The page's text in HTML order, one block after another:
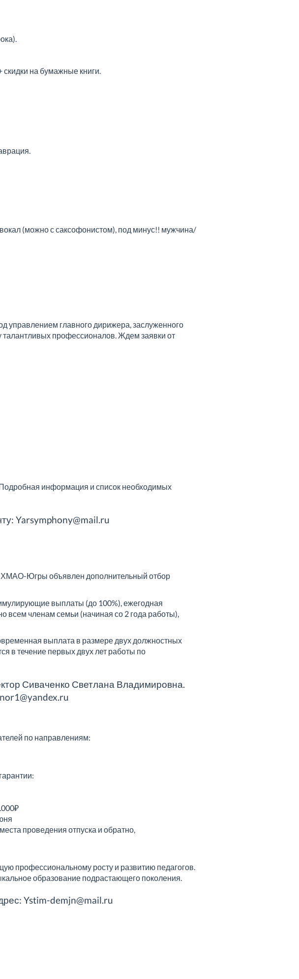
на бумажные книги.
(можно с саксофонистом), под минус!! мужчина/
управлением главного дирижера, заслуженного
талантливых профессионалов. Ждем заявки от
Подробная информация и список необходимых
Yarsymphony@mail.ru
ХМАО-Югры объявлен дополнительный отбор
выплаты (до 100%), ежегодная
всем членам семьи (начиная со 2 года работы),
выплата в размере двух должностных
в течение первых двух лет работы по
Сиваченко Светлана Владимировна.
по направлениям:
проведения отпуска и обратно,
профессиональному росту и развитию педагогов.
образование подрастающего поколения.
Ystim-demjn@mail.ru